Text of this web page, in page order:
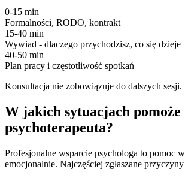
0-15 min
Formalności, RODO, kontrakt
15-40 min
Wywiad - dlaczego przychodzisz, co się dzieje
40-50 min
Plan pracy i częstotliwość spotkań
Konsultacja nie zobowiązuje do dalszych sesji.
W jakich sytuacjach pomoże
psychoterapeuta?
Profesjonalne wsparcie psychologa to pomoc
emocjonalnie. Najczęściej zgłaszane